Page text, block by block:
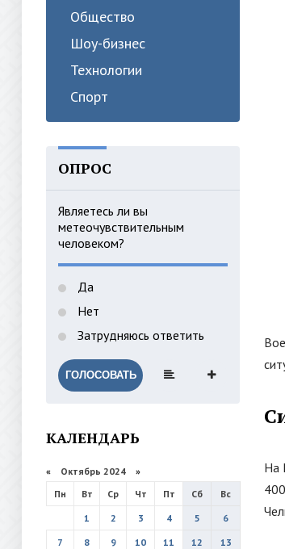
Общество
Шоу-бизнес
Технологии
Спорт
ОПРОС
Являетесь ли вы
метеочувствительным
человеком?
Да
Нет
Затрудняюсь ответить
ГОЛОСОВАТЬ
КАЛЕНДАРЬ
« Октябрь 2024 »
Пн
Вт Ср Чт Пт Сб
Вс
1
2 3 4 5
6
7
8 9 10 11 12
13
На